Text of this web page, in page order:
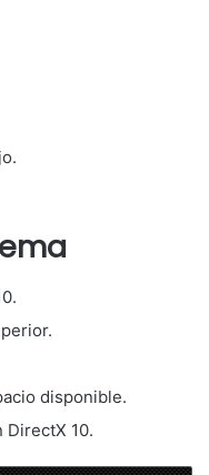
disponible.
DirectX 10.